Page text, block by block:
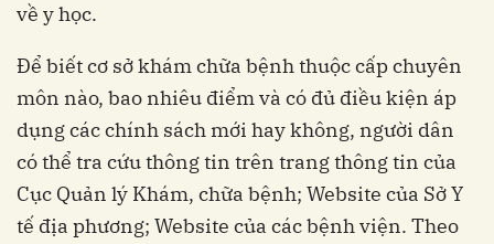
về y học.
Để biết cơ sở khám chữa bệnh thuộc cấp chuyên
môn nào, bao nhiêu điểm và có đủ điều kiện áp
dụng các chính sách mới hay không, người dân
có thể tra cứu thông tin trên trang thông tin của
Cục Quản lý Khám, chữa bệnh; Website của Sở Y
tế địa phương; Website của các bệnh viện. Theo